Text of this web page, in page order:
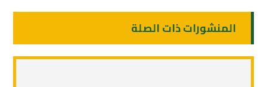
المنشورات ذات الصلة